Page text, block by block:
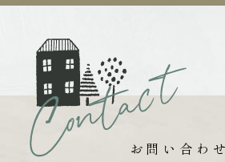
お問い合わせ